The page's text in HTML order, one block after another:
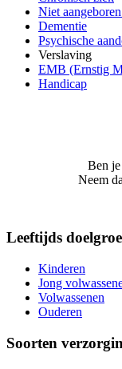
Niet
Dementie
Psychische
Verslaving
EMB (Ernstig
Handicap
Ben
Neem
Leeftijds
Kinderen
Jong
Volwassenen
Ouderen
Soorten